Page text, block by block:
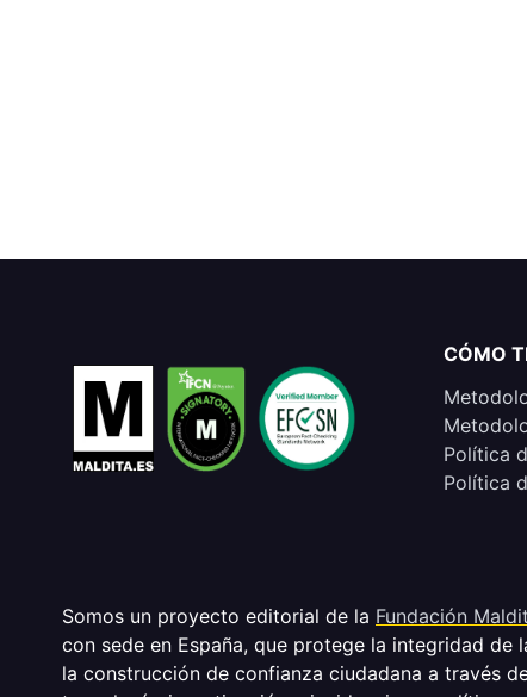
CÓMO
Política
Política
Somos un proyecto editorial de la Fundación
con sede en España, que protege la integridad de
la construcción de confianza ciudadana a través